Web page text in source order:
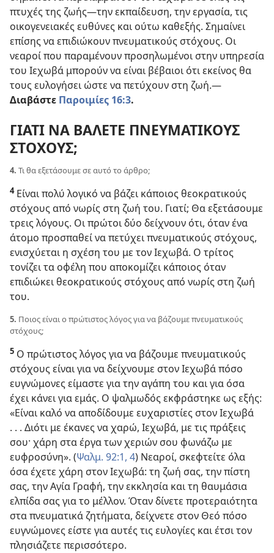
πτυχές της ζωής​—την εκπαίδευση, την εργασία, τις
οικογενειακές ευθύνες και ούτω καθεξής. Σημαίνει
επίσης να επιδιώκουν πνευματικούς στόχους. Οι
νεαροί που παραμένουν προσηλωμένοι στην υπηρεσία
του Ιεχωβά μπορούν να είναι βέβαιοι ότι εκείνος θα
τους ευλογήσει ώστε να πετύχουν στη ζωή.​—
Διαβάστε Παροιμίες 16:3.
ΓΙΑΤΙ ΝΑ ΒΑΛΕΤΕ ΠΝΕΥΜΑΤΙΚΟΥΣ
ΣΤΟΧΟΥΣ;
4. Τι θα εξετάσουμε σε αυτό το άρθρο;
4Είναι πολύ λογικό να βάζει κάποιος θεοκρατικούς
στόχους από νωρίς στη ζωή του. Γιατί; Θα εξετάσουμε
τρεις λόγους. Οι πρώτοι δύο δείχνουν ότι, όταν ένα
άτομο προσπαθεί να πετύχει πνευματικούς στόχους,
ενισχύεται η σχέση του με τον Ιεχωβά. Ο τρίτος
τονίζει τα οφέλη που αποκομίζει κάποιος όταν
επιδιώκει θεοκρατικούς στόχους από νωρίς στη ζωή
του.
5. Ποιος είναι ο πρώτιστος λόγος για να βάζουμε πνευματικούς
στόχους;
5 Ο πρώτιστος λόγος για να βάζουμε πνευματικούς
στόχους είναι για να δείχνουμε στον Ιεχωβά πόσο
ευγνώμονες είμαστε για την αγάπη του και για όσα
έχει κάνει για εμάς. Ο ψαλμωδός εκφράστηκε ως εξής:
«Είναι καλό να αποδίδουμε ευχαριστίες στον Ιεχωβά
. . . Διότι με έκανες να χαρώ, Ιεχωβά, με τις πράξεις
σου· χάρη στα έργα των χεριών σου φωνάζω με
ευφροσύνη». (Ψαλμ. 92:1, 4) Νεαροί, σκεφτείτε όλα
όσα έχετε χάρη στον Ιεχωβά: τη ζωή σας, την πίστη
σας, την Αγία Γραφή, την εκκλησία και τη θαυμάσια
ελπίδα σας για το μέλλον. Όταν δίνετε προτεραιότητα
στα πνευματικά ζητήματα, δείχνετε στον Θεό πόσο
ευγνώμονες είστε για αυτές τις ευλογίες και έτσι τον
πλησιάζετε περισσότερο.